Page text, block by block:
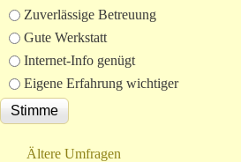
Zuverlässige Betreuung
Gute Werkstatt
Internet-Info genügt
Eigene Erfahrung wichtiger
Ältere Umfragen